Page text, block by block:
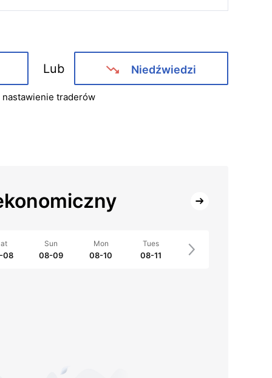
Lub Niedźwiedzi
nastawienie traderów
08
Sun
08-09
Mon
08-10
Tues
08-11